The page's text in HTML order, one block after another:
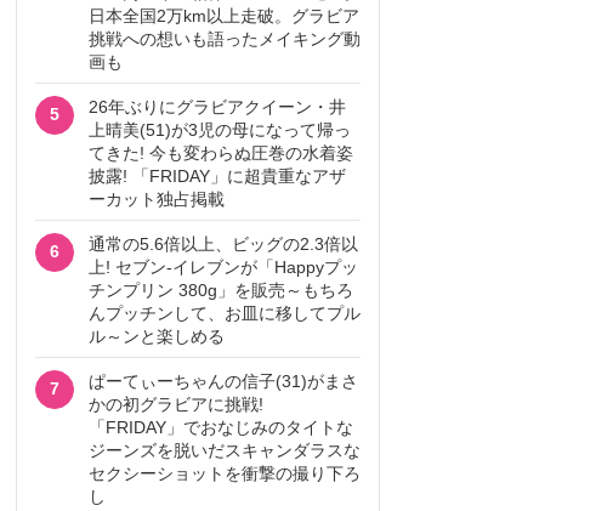
日本全国2万km以上走破。グラビア
挑戦への想いも語ったメイキング動
画も
5
26年ぶりにグラビアクイーン・井
上晴美(51)が3児の母になって帰っ
てきた! 今も変わらぬ圧巻の水着姿
披露! 「FRIDAY」に超貴重なアザ
ーカット独占掲載
6
通常の5.6倍以上、ビッグの2.3倍以
上! セブン‐イレブンが「Happyプッ
チンプリン 380g」を販売～もちろ
んプッチンして、お皿に移してプル
ル～ンと楽しめる
7
ぱーてぃーちゃんの信子(31)がまさ
かの初グラビアに挑戦!
「FRIDAY」でおなじみのタイトな
ジーンズを脱いだスキャンダラスな
セクシーショットを衝撃の撮り下ろ
し